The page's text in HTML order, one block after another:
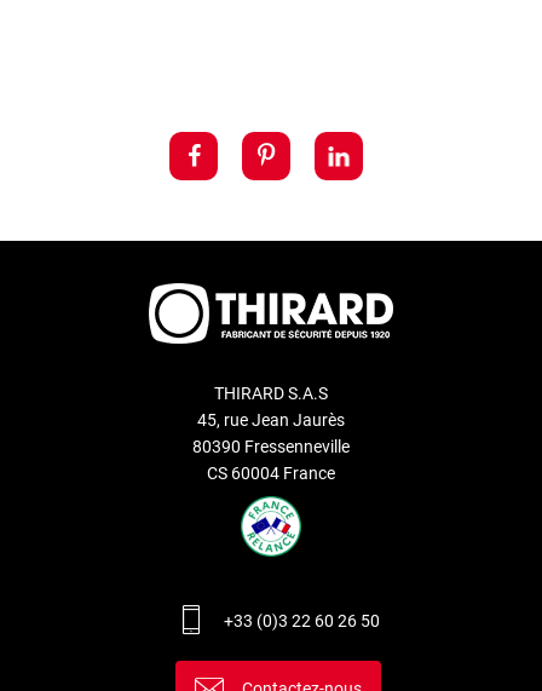
THIRARD S.A.S
45, rue Jean Jaurès
80390 Fressenneville
CS 60004 France
+33 (0)3 22 60 26 50